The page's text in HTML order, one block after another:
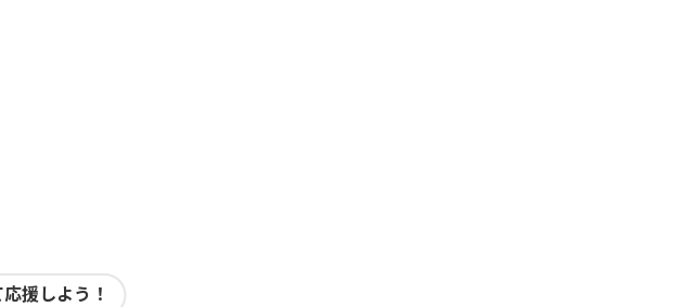
援しよう！